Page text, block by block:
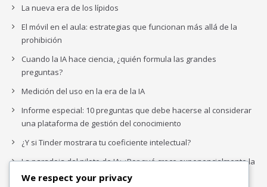
La nueva era de los lípidos
El móvil en el aula: estrategias que funcionan más allá de la
prohibición
Cuando la IA hace ciencia, ¿quién formula las grandes
preguntas?
Medición del uso en la era de la IA
Informe especial: 10 preguntas que debe hacerse al considerar
una plataforma de gestión del conocimiento
¿Y si Tinder mostrara tu coeficiente intelectual?
La paradoja del piloto de IA: ¿Por qué crece exponencialmente la
complejidad de la IA empresarial?
We respect your privacy